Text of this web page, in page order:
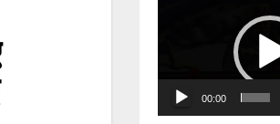
00:00